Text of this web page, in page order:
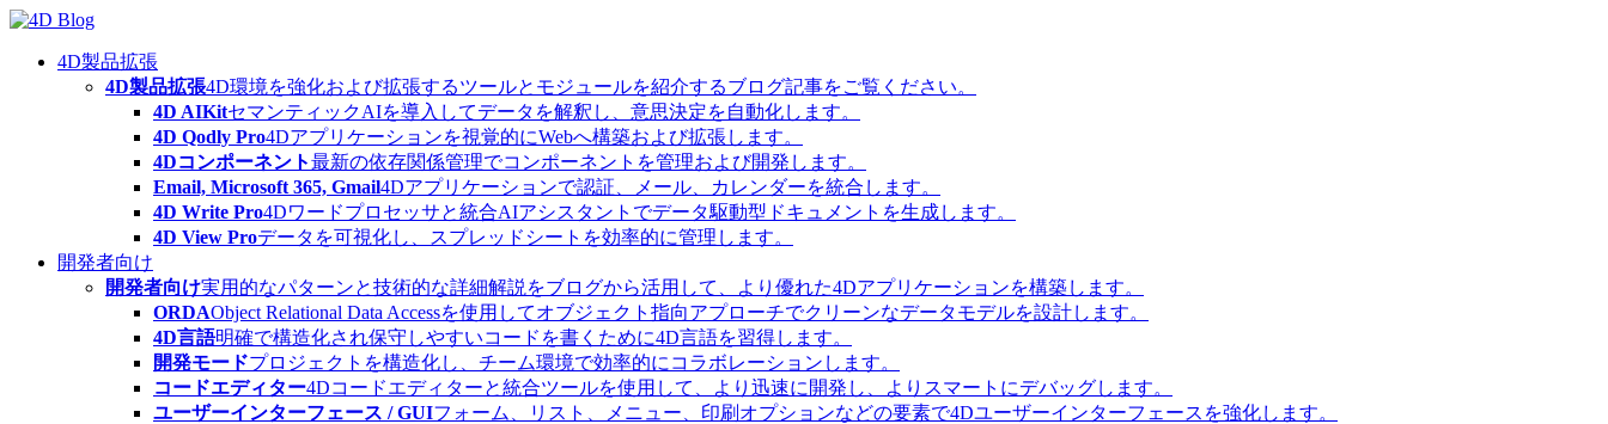
Skip
content4D製品拡張
4D製品拡張4D環境を強化および拡張するツールとモジュールを紹介するブログ記事をご覧ください。
4D AIKitセマンティックAIを導入してデータを解釈し、意思決定を自動化します。
4D Qodly Pro4Dアプリケーションを視覚的にWebへ構築および拡張します。
4Dコンポーネント最新の依存関係管理でコンポーネントを管理および開発します。
Email, Microsoft 365, Gmail4Dアプリケーションで認証、メール、カレンダーを統合します。
4D Write Pro4Dワードプロセッサと統合AIアシスタントでデータ駆動型ドキュメントを生成します。
4D View Proデータを可視化し、スプレッドシートを効率的に管理します。
開発者向け
開発者向け実用的なパターンと技術的な詳細解説をブログから活用して、より優れた4Dアプリケーションを構築します。
ORDAObject Relational Data Accessを使用してオブジェクト指向アプローチでクリーンなデータモデルを設計します。
4D言語明確で構造化され保守しやすいコードを書くために4D言語を習得します。
開発モードプロジェクトを構造化し、チーム環境で効率的にコラボレーションします。
コードエディター4Dコードエディターと統合ツールを使用して、より迅速に開発し、よりスマートにデバッグします。
ユーザーインターフェース / GUIフォーム、リスト、メニュー、印刷オプションなどの要素で4Dユーザーインターフェースを強化します。